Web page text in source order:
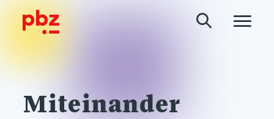
Miteinander